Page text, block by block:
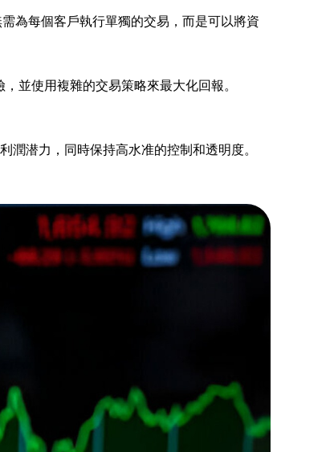
為每個客戶執行單獨的交易，而是可以將資
並使用複雜的交易策略來最大化回報。
潜力，同時保持高水准的控制和透明度。